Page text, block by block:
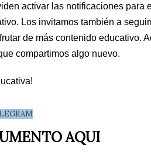
activar las notificaciones para
Los invitamos también a
de más contenido educativo.
compartimos algo nuevo.
AQUI